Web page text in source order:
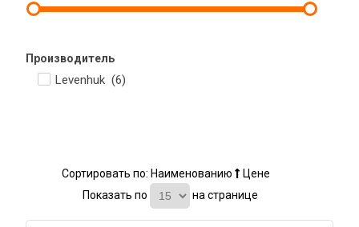
Производитель
Levenhuk (6)
Сортировать по: Наименованию
Цене
Показать по
на странице